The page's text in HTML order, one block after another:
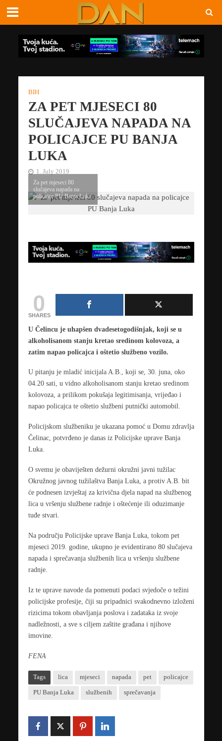
BIH
ZA PET MJESECI 80
SLUČAJEVA NAPADA NA
POLICAJCE PU BANJA
LUKA
1. July 2019
Za pet mjeseci 80
slučajeva napada na
policajce PU Banja Luka
0
SHARES
U Čelincu je uhapšen dvadesetogodišnjak, koji se u
alkoholisanom stanju kretao sredinom kolovoza, a
zatim napao policajca i oštetio službeno vozilo.
U pitanju je mladić inicijala A.B., koji se, 30. juna, oko
04.20 sati, u vidno alkoholisanom stanju kretao sredinom
kolovoza, a prilikom pokušaja legitimisanja, vrijeđao i
napao policajca te oštetio službeni putnički automobil.
Policijskom službeniku je ukazana pomoć u Domu zdravlja
Čelinac, potvrđeno je danas iz Policijske uprave Banja
Luka.
O svemu je obaviješten dežurni okružni javni tužilac
Okružnog javnog tužilaštva Banja Luka, a protiv A.B. bit
će podnesen izvještaj za krivična djela napad na službenog
lica u vršenju službene radnje i oštećenje ili oduzimanje
tuđe stvari.
Na području Policijske uprave Banja Luka, tokom pet
mjeseci 2019. godine, ukupno je evidentirano 80 slučajeva
napada i sprečavanja službenih lica u vršenju službene
radnje.
Iz te uprave navode da pomenuti podaci svjedoče o težini
policijske profesije, čiji su pripadnici svakodnevno izloženi
rizicima tokom obavljanja poslova i zadataka iz svoje
nadležnosti, a sve s ciljem zaštite građana i njihove
imovine.
FENA
Tags lica mjeseci napada pet policajce
PU Banja Luka službenih sprečavanja